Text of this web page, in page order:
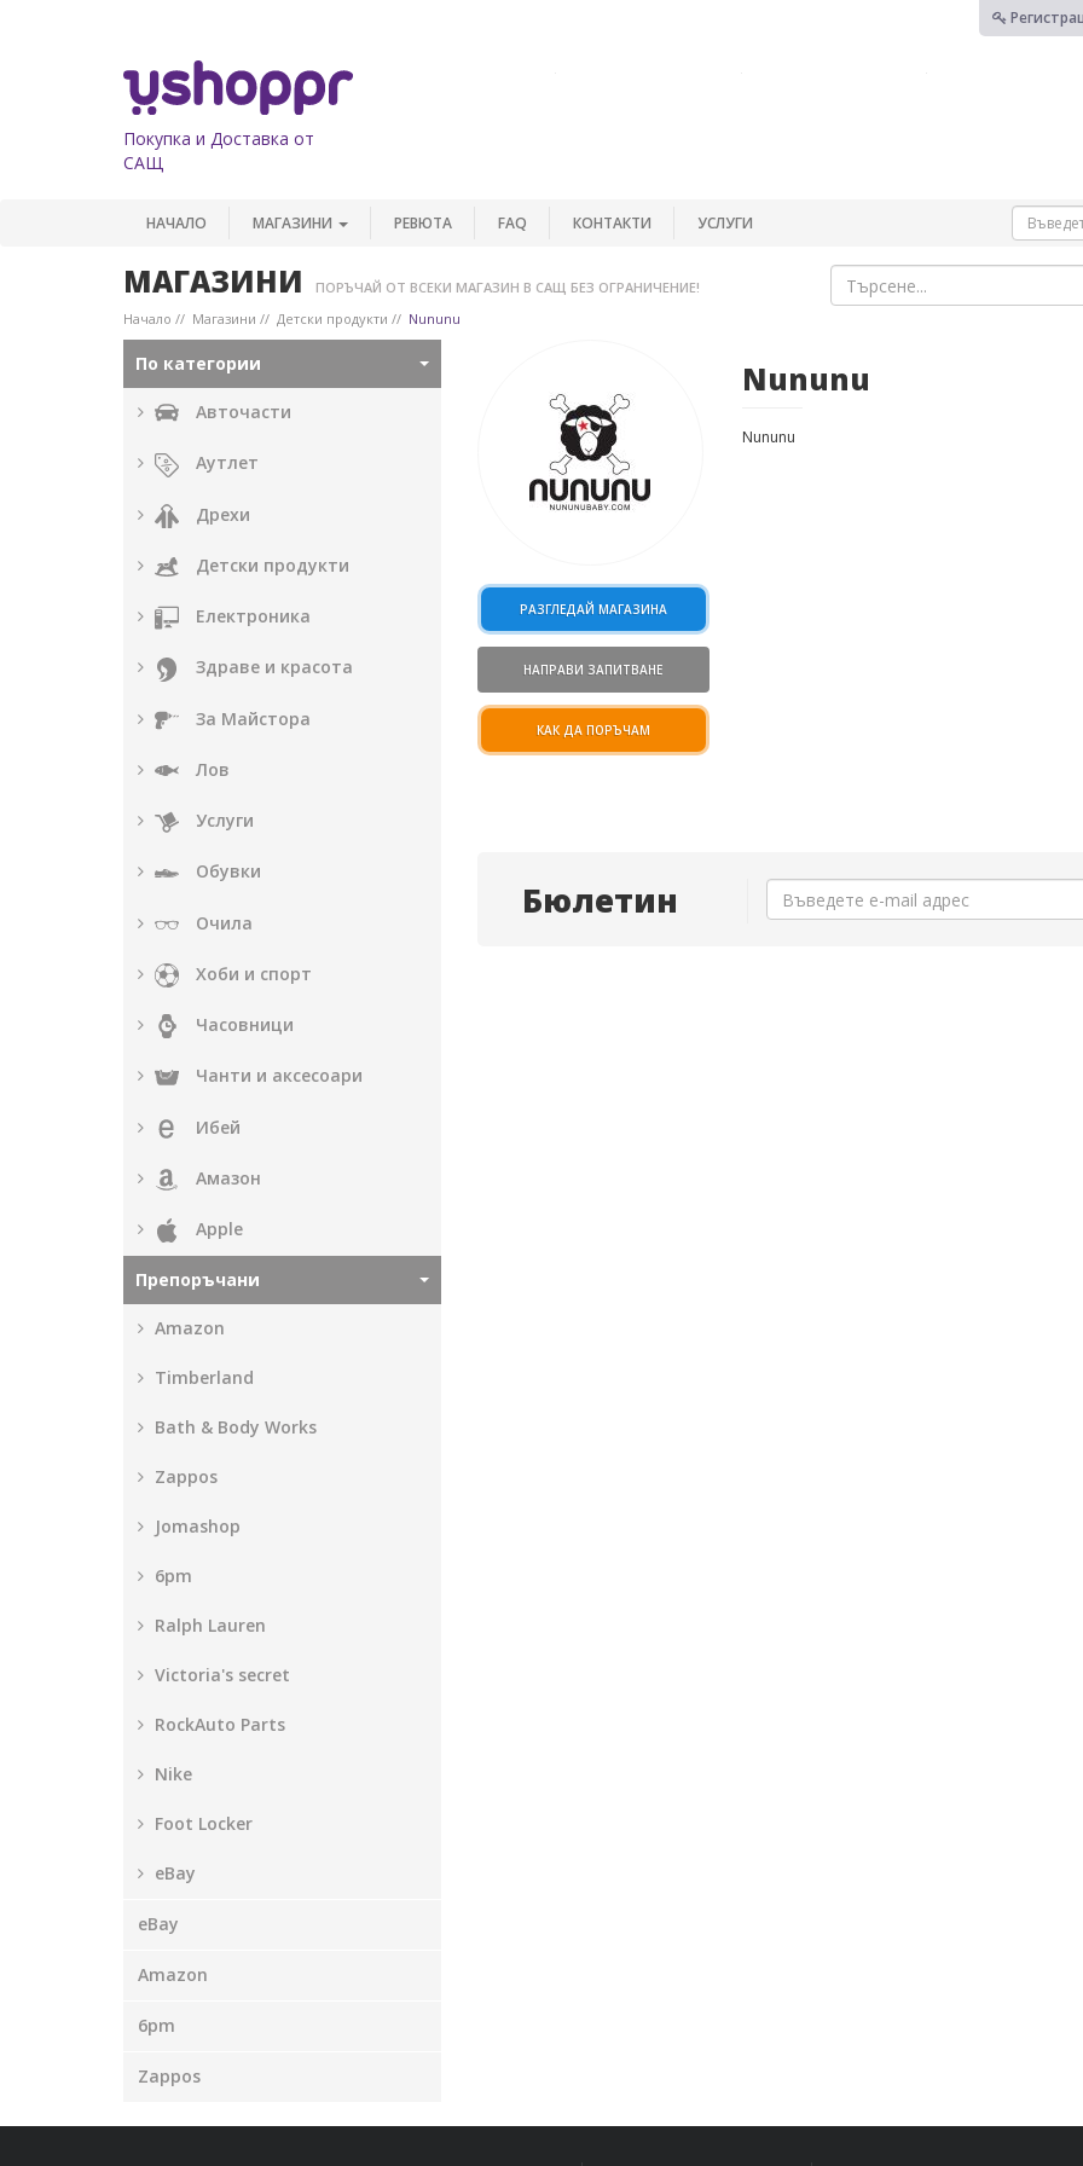
Покупка и Доставка от
САЩ
НАЧАЛО МАГАЗИНИ РЕВЮТА FAQ КОНТАКТИ УСЛУГИ
МАГАЗИНИ
ПОРЪЧАЙ ОТ ВСЕКИ МАГАЗИН В САЩ БЕЗ ОГРАНИЧЕНИЕ!
Начало
Магазини Детски продукти Nununu
По категории
Авточасти
Аутлет
Дрехи
Детски продукти
Електроника
Здраве и красота
За Майстора
Лов
Услуги
Обувки
Очила
Хоби и спорт
Часовници
Чанти и аксесоари
Ибей
Амазон
Apple
Препоръчани
Amazon
Timberland
Bath & Body Works
Zappos
Jomashop
6pm
Ralph Lauren
Victoria's secret
RockAuto Parts
Nike
Foot Locker
eBay
eBay
Amazon
6pm
Zappos
РАЗГЛЕДАЙ МАГАЗИНА
НАПРАВИ ЗАПИТВАНЕ
КАК ДА ПОРЪЧАМ
Nununu
Nununu
Бюлетин